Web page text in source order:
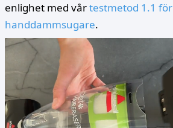
enlighet med vårtestmetod 1.1 för
handdammsugare.